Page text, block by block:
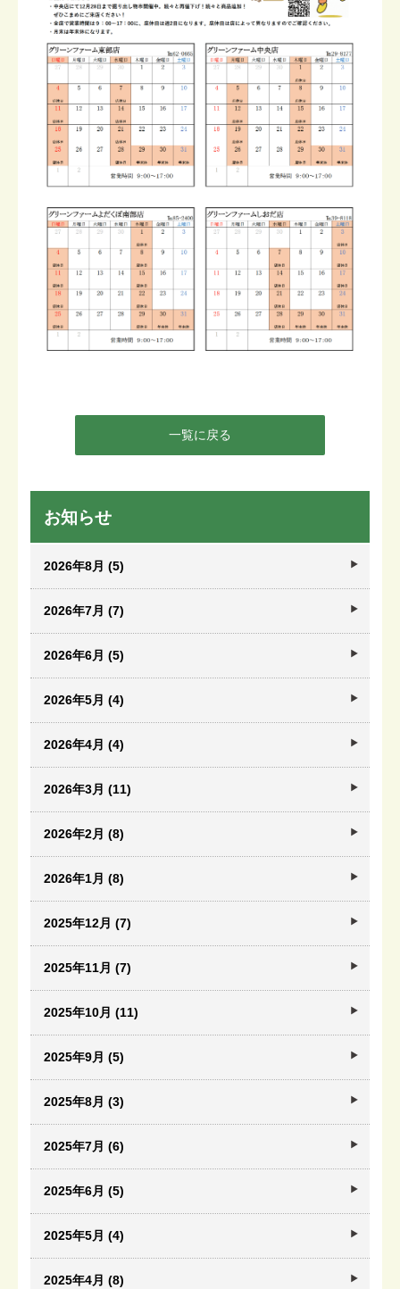
一覧に戻る
お知らせ
2026年8月 (5)
2026年7月 (7)
2026年6月 (5)
2026年5月 (4)
2026年4月 (4)
2026年3月 (11)
2026年2月 (8)
2026年1月 (8)
2025年12月 (7)
2025年11月 (7)
2025年10月 (11)
2025年9月 (5)
2025年8月 (3)
2025年7月 (6)
2025年6月 (5)
2025年5月 (4)
2025年4月 (8)